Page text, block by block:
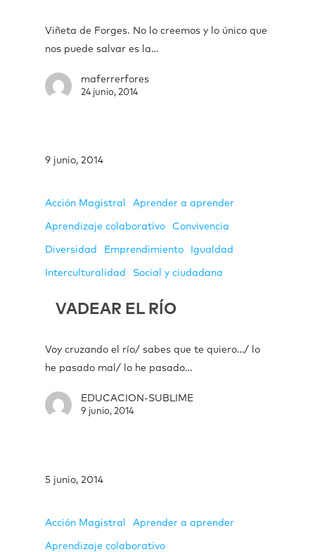
Viñeta de Forges. No lo creemos y lo único que
nos puede salvar es la…
maferrerfores
24 junio, 2014
9 junio, 2014
Acción Magistral Aprender a aprender
Aprendizaje colaborativo Convivencia
Diversidad Emprendimiento Igualdad
Interculturalidad Social y ciudadana
VADEAR EL RÍO
Voy cruzando el río/ sabes que te quiero…/ lo
he pasado mal/ lo he pasado…
EDUCACION-SUBLIME
9 junio, 2014
5 junio, 2014
Acción Magistral Aprender a aprender
Aprendizaje colaborativo